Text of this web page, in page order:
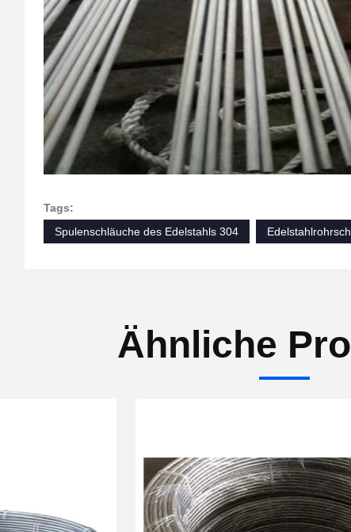
Tags:
Spulenschläuche des Edelstahls 304
Ähnliche